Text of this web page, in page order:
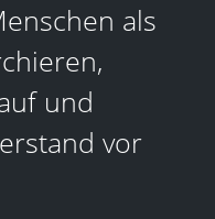
als
und
vor